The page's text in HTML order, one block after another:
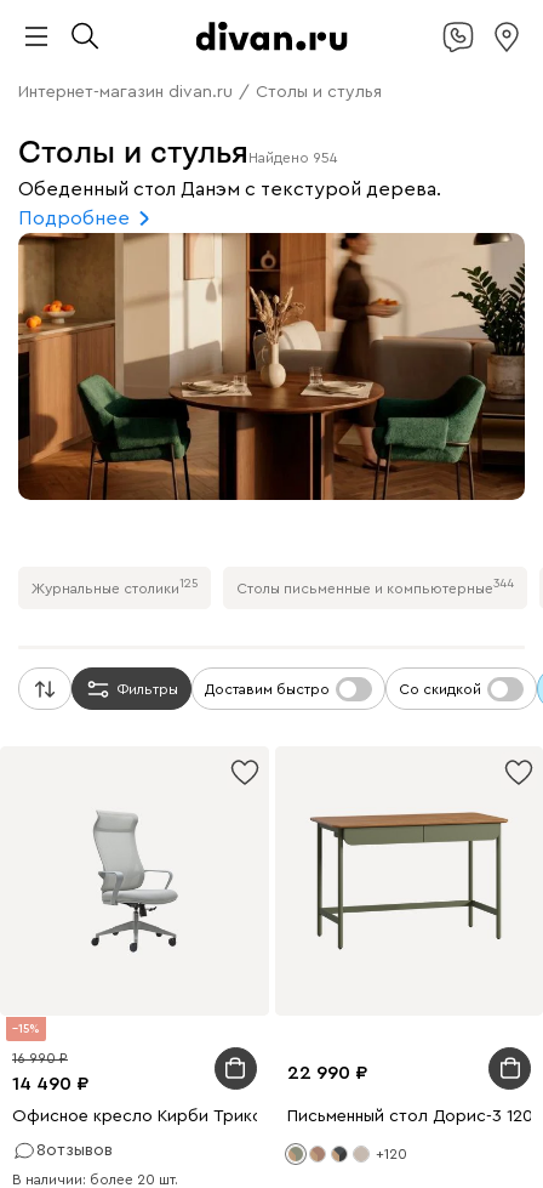
Интернет-магазин divan.ru / Столы и стулья
Столы и стулья Найдено 954
Обеденный стол Данэм с текстурой дерева.
Подробнее
Журнальные столики 125 Столы письменные и компьютерные344
Фильтры Доставим быстро Со скидкой
15
14 490
16 990
Офисное кресло Кирби Трикотаж Серый
8отзывов
В наличии: более 20 шт.
22 990
Письменный стол Дорис-3
+120